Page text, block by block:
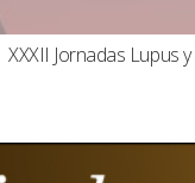
XXXII Jornadas Lupus